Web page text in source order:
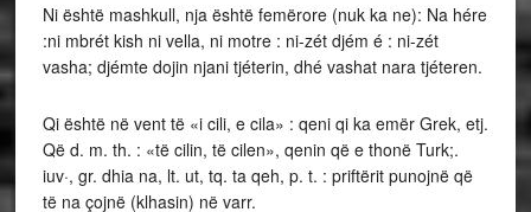
Ni është mashkull, nja është femërore (nuk ka ne): Na hére
:ni mbrét kish ni vella, ni motre : ni-zét djém é : ni-zét
vasha; djémte dojin njani tjéterin, dhé vashat nara tjéteren.
Qi është në vent të «i cili, e cila» : qeni qi ka emër Grek, etj.
Që d. m. th. : «të cilin, të cilen», qenin që e thonë Turk;.
iuv·, gr. dhia na, lt. ut, tq. ta qeh, p. t. : priftërit punojnë që
të na çojnë (klhasin) në varr.